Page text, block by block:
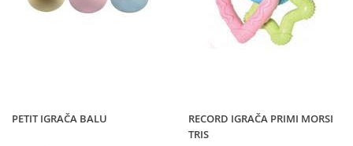
PETIT IGRAČA BALU
RECORD IGRAČA PRIMI MORSI
TRIS